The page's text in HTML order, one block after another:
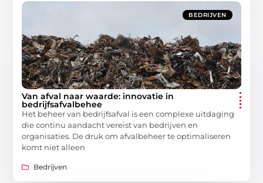
BEDRIJVEN
Van afval naar waarde: innovatie in
bedrijfsafvalbehee
Het beheer van bedrijfsafval is een complexe uitdaging
die continu aandacht vereist van bedrijven en
organisaties. De druk om afvalbeheer te optimaliseren
komt niet alleen
Bedrijven